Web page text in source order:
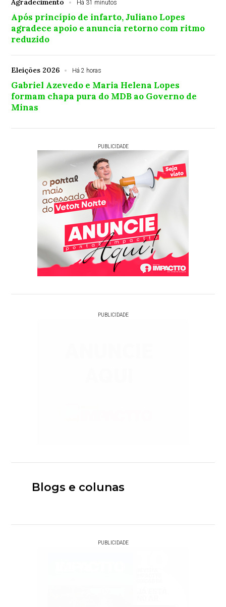
Há 31 minutos
Após princípio de infarto, Juliano Lopes
agradece apoio e anuncia retorno com ritmo
reduzido
Eleições 2026 Há 2 horas
Gabriel Azevedo e Maria Helena Lopes
formam chapa pura do MDB ao Governo de
Minas
PUBLICIDADE
PUBLICIDADE
Blogs e colunas
PUBLICIDADE